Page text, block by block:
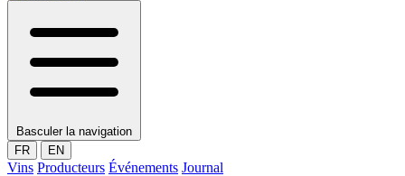
Basculer la navigation
FR
EN
Vins Producteurs Événements Journal